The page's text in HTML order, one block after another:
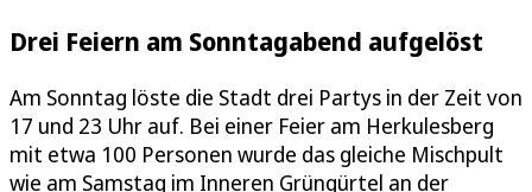
Drei Feiern am Sonntagabend aufgelöst
Am Sonntag löste die Stadt drei Partys in der Zeit von
17 und 23 Uhr auf. Bei einer Feier am Herkulesberg
mit etwa 100 Personen wurde das gleiche Mischpult
wie am Samstag im Inneren Grüngürtel an der